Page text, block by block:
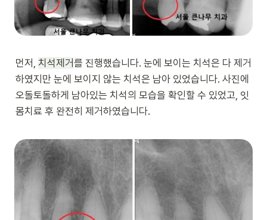
먼저, 치석제거를 진행했습니다. 눈에 보이는 치석은 다 제거
하였지만 눈에 보이지 않는 치석은 남아 있었습니다. 사진에
오돌토돌하게 남아있는 치석의 모습을 확인할 수 있었고, 잇
몸치료 후 완전히 제거하였습니다.